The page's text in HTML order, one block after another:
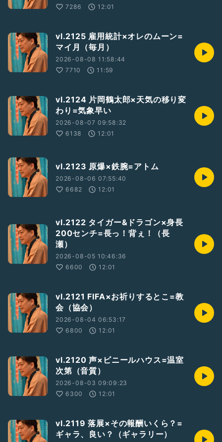
7286
12:01
vl.2125 雇用統計×オレのムーン=
マイ月（毎月）
2026-08-08 11:58:44
7710
11:59
vl.2124 片岡鶴太郎×天気の移り変
わり=気象早い
2026-08-07 09:58:32
6138
12:01
vl.2123 原爆×鉄腕=アトム
2026-08-06 07:55:40
6682
12:01
vl.2122 タイガー&ドラゴン×身長
200センチ=長っ！背ぇ！（長
瀬）
2026-08-05 10:46:36
6600
12:01
vl.2121 FIFA×お祈りするとこ=教
会（協会）
2026-08-04 06:53:17
6800
12:01
vl.2120 声×ビニールハウス=温室
次第（音質）
2026-08-03 09:09:23
6300
12:01
vl.2119 落展×その報酬いくら？=
ギャラ、良い？（ギャラリー）